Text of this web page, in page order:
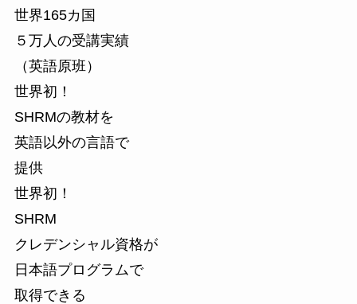
世界165カ国
５万人の受講実績
（英語原班）
世界初！
SHRMの教材を
英語以外の言語で
提供
世界初！
SHRM
クレデンシャル資格が
日本語プログラムで
取得できる